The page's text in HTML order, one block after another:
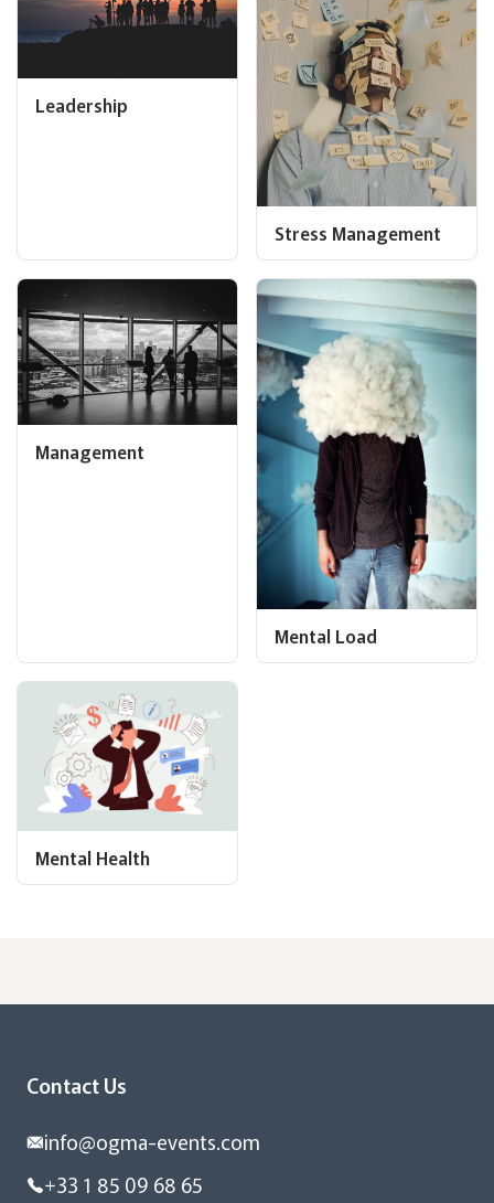
Leadership
Stress Management
Management
Mental Load
Mental Health
Contact Us
info@ogma-events.com
+33 1 85 09 68 65